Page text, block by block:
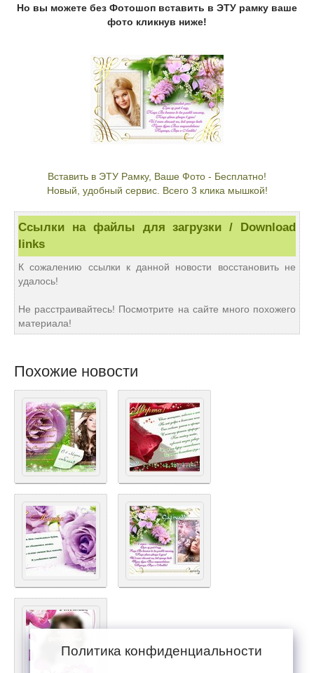
Но вы можете без Фотошоп вставить в ЭТУ рамку ваше
фото кликнув ниже!
Вставить в ЭТУ Рамку, Ваше Фото - Бесплатно!
Новый, удобный сервис. Всего 3 клика мышкой!
Ссылки на файлы для загрузки / Download
links
К сожалению ссылки к данной новости восстановить не
удалось!
Не расстраивайтесь! Посмотрите на сайте много похожего
материала!
Похожие новости
Политика конфиденциальности